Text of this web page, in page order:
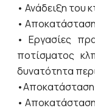
• Ανάδειξη του
•
• Εργασίες
ποτίσματος
δυνατότητα
•